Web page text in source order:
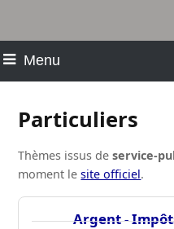
Menu
Particuliers
Thèmes issus deservice-
moment lesite officiel.
Argent -